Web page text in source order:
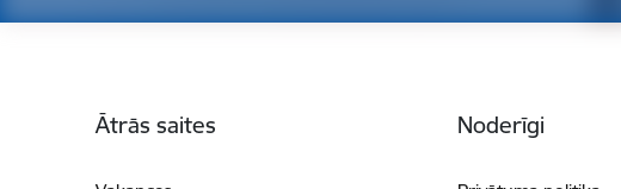
Ātrās saites Noderīgi